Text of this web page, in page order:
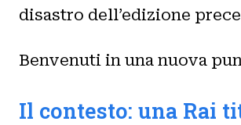
disastro dell’edizione
Benvenuti in una nuova
Il contesto: una Rai